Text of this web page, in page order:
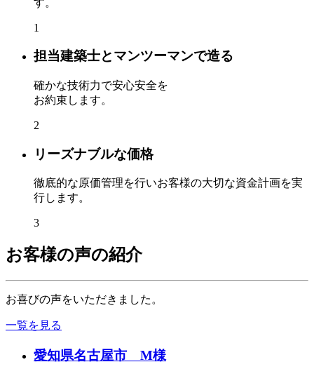
1
担当建築士とマンツーマンで造る
確かな技術力で安心安全を
お約束します。
2
リーズナブルな価格
徹底的な原価管理を行いお客様の大切な資金計画を実
行します。
3
お客様の声の紹介
お喜びの声をいただきました。
一覧を見る
愛知県名古屋市 M様